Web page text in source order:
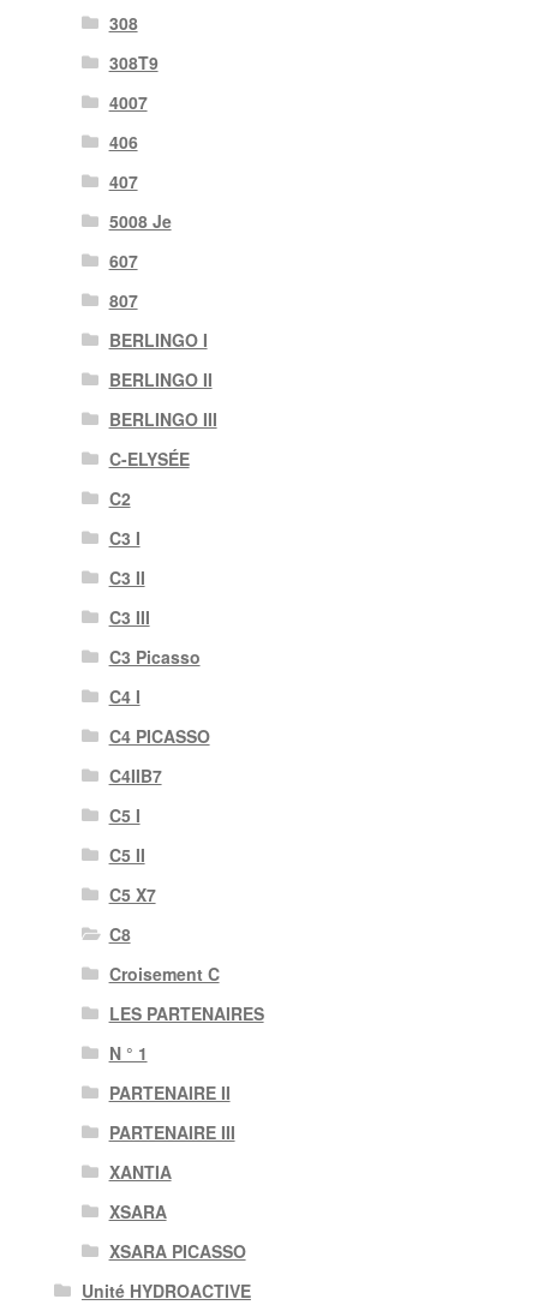
308
308T9
4007
406
407
5008 Je
607
807
BERLINGO I
BERLINGO II
BERLINGO III
C-ELYSÉE
C2
C3 I
C3 II
C3 III
C3 Picasso
C4 I
C4 PICASSO
C4IIB7
C5 I
C5 II
C5 X7
C8
Croisement C
LES PARTENAIRES
N ° 1
PARTENAIRE II
PARTENAIRE III
XANTIA
XSARA
XSARA PICASSO
Unité HYDROACTIVE